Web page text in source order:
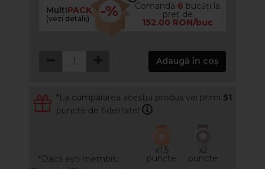
MultiPACK
(vezi detalii) -% Comandă 6 bucăți la
preț de
152.00 RON/buc
Adaugă în coș
*La cumpărarea acestui produs vei primi 51
puncte de fidelitate!
*Dacă ești membru
x1.5
puncte
x2
puncte